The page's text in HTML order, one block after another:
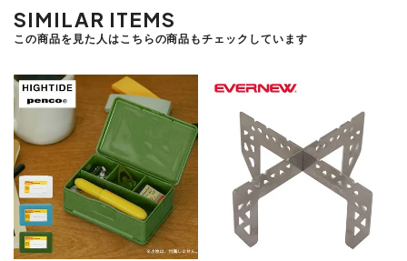
SIMILAR ITEMS
この商品を見た人はこちらの商品もチェックしています